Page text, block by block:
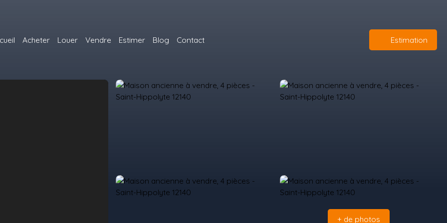
Acheter Louer Vendre Estimer Blog Contact Estimation
+ de photos